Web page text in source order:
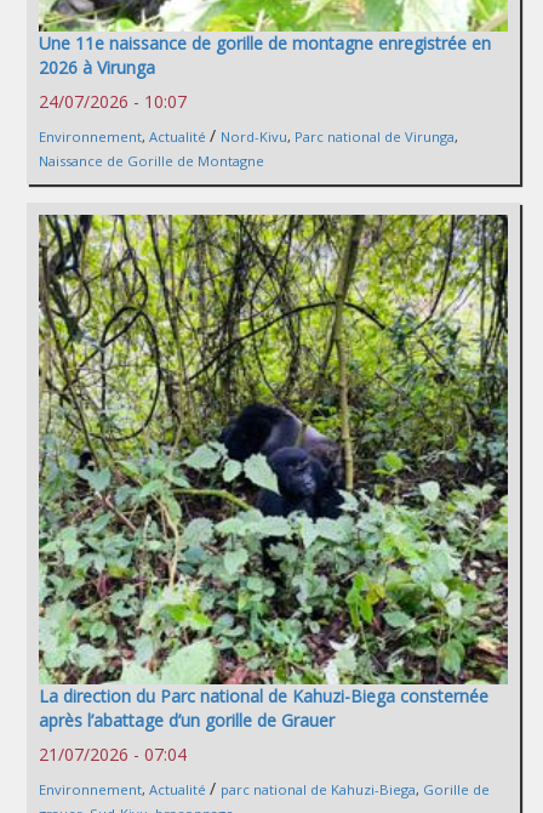
Une 11e naissance de gorille de montagne enregistrée en
2026 à Virunga
24/07/2026 - 10:07
Environnement, Actualité / Nord-Kivu, Parc national de Virunga,
Naissance de Gorille de Montagne
La direction du Parc national de Kahuzi-Biega consternée
après l’abattage d’un gorille de Grauer
21/07/2026 - 07:04
Environnement, Actualité / parc national de Kahuzi-Biega, Gorille de